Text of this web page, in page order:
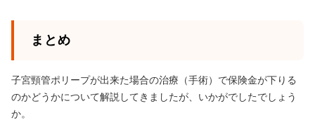
まとめ
子宮頸管ポリープが出来た場合の治療（手術）で保険金が下りる
のかどうかについて解説してきましたが、いかがでしたでしょう
か。